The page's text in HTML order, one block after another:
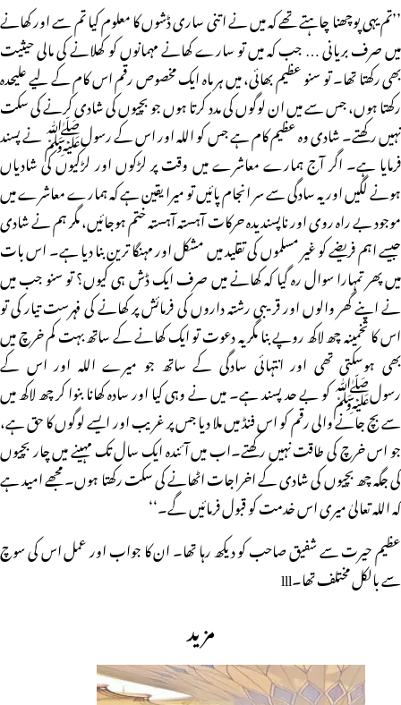
’’تم یہی پوچھنا چاہتے تھے کہ میں نے اتنی ساری ڈشوں کا معلوم کیا تم سے اور کھانے
میں صرف بریانی … جب کہ میں تو سارے کھانے مہمانوں کو کھلانے کی مالی حیثیت
بھی رکھتا تھا۔ تو سنو عظیم بھائی، میں ہر ماہ ایک مخصوص رقم اس کام کے لیے علیحدہ
رکھتا ہوں، جس سے میں ان لوگوں کی مدد کرتا ہوں جو بچیوں کی شادی کرنے کی سکت
نہیں رکھتے۔ شادی وہ عظیم کام ہے جس کو اللہ اور اس کے رسولﷺ نے پسند
فرمایا ہے۔ اگر آج ہمارے معاشرے میں وقت پر لڑکوں اور لڑکیوں کی شادیاں
ہونے لگیں اور یہ سادگی سے سر انجام پائیں تو میرا یقین ہے کہ ہمارے معاشرے میں
موجود بے راہ روی اور ناپسندیدہ حرکات آہستہ آہستہ ختم ہوجائیں، مگر ہم نے شادی
جیسے اہم فریضے کو غیر مسلموں کی تقلید میں مشکل اور مہنگا ترین بنا دیا ہے۔ اس بات
میں پھر تمہارا سوال رہ گیا کہ کھانے میں صرف ایک ڈش ہی کیوں؟ تو سنو جب میں
نے اپنے گھر والوں اور قریبی رشتہ داروں کی فرمائش پر کھانے کی فہرست تیار کی تو
اس کا تخمینہ چھ لاکھ روپے بنا مگر یہ دعوت تو ایک کھانے کے ساتھ بہت کم خرچ میں
بھی ہوسکتی تھی اور انتہائی سادگی کے ساتھ جو میرے اللہ اور اس کے
رسولﷺ کو بے حد پسند ہے۔ میں نے وہی کیا اور سادہ کھانا بنوا کر چھ لاکھ میں
سے بچ جانے والی رقم کو اس فنڈ میں ملا دیا جس پر غریب اور ایسے لوگوں کا حق ہے،
جو اس خرچ کی طاقت نہیں رکھتے۔اب میں آئندہ ایک سال تک مہینے میں چار بچیوں
کی جگہ چھ بچیوں کی شادی کے اخراجات اٹھانے کی سکت رکھتا ہوں۔ مجھے امید ہے
کہ اللہ تعالیٰ میری اس خدمت کو قبول فرمائیں گے۔‘‘
عظیم حیرت سے شفیق صاحب کو دیکھ رہا تھا۔ ان کا جواب اور عمل اس کی سوچ
سے بالکل مختلف تھا۔lll
مزید